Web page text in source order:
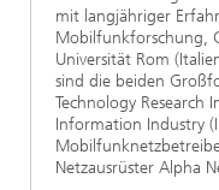
mit langjähriger
Mobilfunkforschung,
Universität Rom
sind die beiden
Technology Research
Information Industry
Netzausrüster Alpha